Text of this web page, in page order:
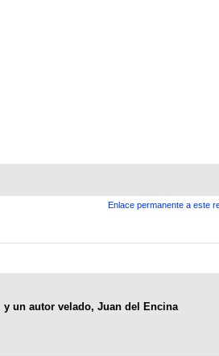
Enlace permanente a este
un autor velado, Juan del Encina